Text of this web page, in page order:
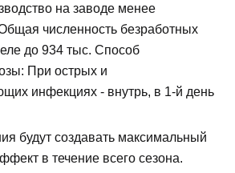
на заводе менее
численность безработных
до 934 тыс. Способ
При острых и
инфекциях - внутрь, в 1-й день
будут создавать максимальный
в течение всего сезона.